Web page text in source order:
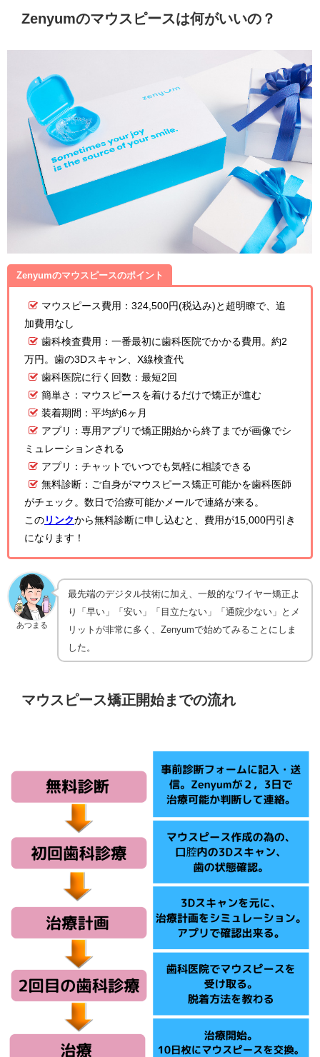
Zenyumのマウスピースは何がいいの？
Zenyumのマウスピースのポイント
マウスピース費用：324,500円(税込み)と超明瞭で、追
加費用なし
歯科検査費用：一番最初に歯科医院でかかる費用。約2
万円。歯の3Dスキャン、X線検査代
歯科医院に行く回数：最短2回
簡単さ：マウスピースを着けるだけで矯正が進む
装着期間：平均約6ヶ月
アプリ：専用アプリで矯正開始から終了までが画像でシ
ミュレーションされる
アプリ：チャットでいつでも気軽に相談できる
無料診断：ご自身がマウスピース矯正可能かを歯科医師
がチェック。数日で治療可能かメールで連絡が来る。
この リンクから無料診断に申し込むと、費用が15,000円引き
になります！
あつまる
最先端のデジタル技術に加え、一般的なワイヤー矯正よ
り「早い」「安い」「目立たない」「通院少ない」とメ
リットが非常に多く、Zenyumで始めてみることにしま
した。
マウスピース矯正開始までの流れ